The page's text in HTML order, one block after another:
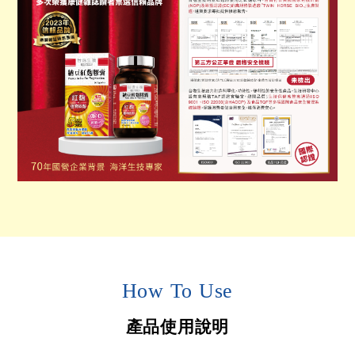
How To Use
產品使用說明